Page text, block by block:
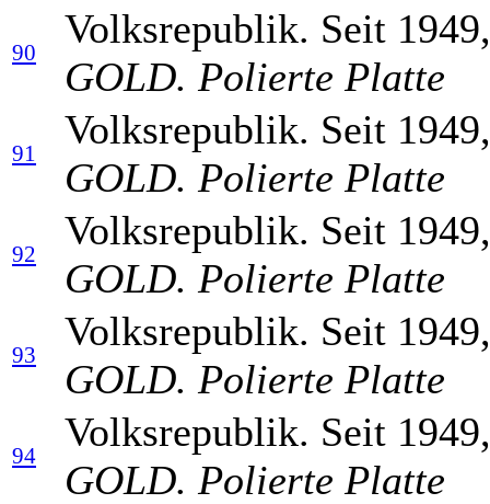
90
Volksrepublik. Seit
GOLD. Polierte Platte
91
Volksrepublik. Seit
GOLD. Polierte Platte
92
Volksrepublik. Seit
GOLD. Polierte Platte
93
Volksrepublik. Seit
GOLD. Polierte Platte
94
Volksrepublik. Seit
GOLD. Polierte Platte